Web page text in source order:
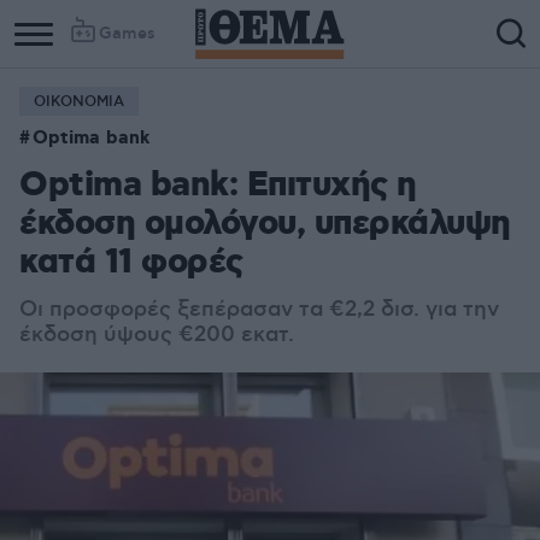
Games
ΟΙΚΟΝΟΜΙΑ
Optima bank
Optima bank: Επιτυχής η
έκδοση ομολόγου, υπερκάλυψη
κατά 11 φορές
Οι προσφορές ξεπέρασαν τα €2,2 δισ. για την
έκδοση ύψους €200 εκατ.